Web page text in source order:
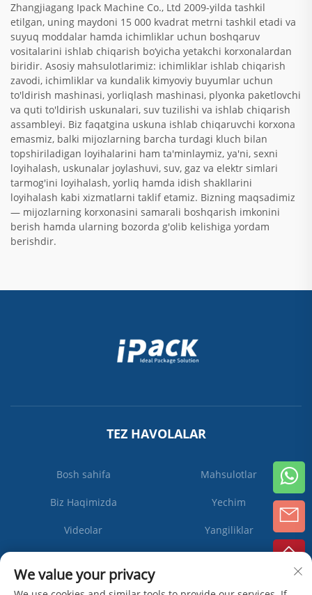
Zhangjiagang Ipack Machine Co., Ltd 2009-yilda tashkil
etilgan, uning maydoni 15 000 kvadrat metrni tashkil etadi va
suyuq moddalar hamda ichimliklar uchun boshqaruv
vositalarini ishlab chiqarish bo‘yicha yetakchi korxonalardan
biridir. Asosiy mahsulotlarimiz: ichimliklar ishlab chiqarish
zavodi, ichimliklar va kundalik kimyoviy buyumlar uchun
to'ldirish mashinasi, yorliqlash mashinasi, plyonka paketlovchi
va quti to'ldirish uskunalari, suv tuzilishi va ishlab chiqarish
assambleyi. Biz faqatgina uskuna ishlab chiqaruvchi korxona
emasmiz, balki mijozlarning barcha turdagi kluch bilan
topshiriladigan loyihalarini ham ta'minlaymiz, ya'ni, sexni
loyihalash, uskunalar joylashuvi, suv, gaz va elektr simlari
tarmog'ini loyihalash, yorliq hamda idish shakllarini
loyihalash kabi xizmatlarni taklif etamiz. Bizning maqsadimiz
— mijozlarning korxonasini samarali boshqarish imkonini
berish hamda ularning bozorda g'olib kelishiga yordam
berishdir.
TEZ HAVOLALAR
Bosh sahifa Mahsulotlar
Biz Haqimizda Yechim
Videolar Yangiliklar
We value your privacy